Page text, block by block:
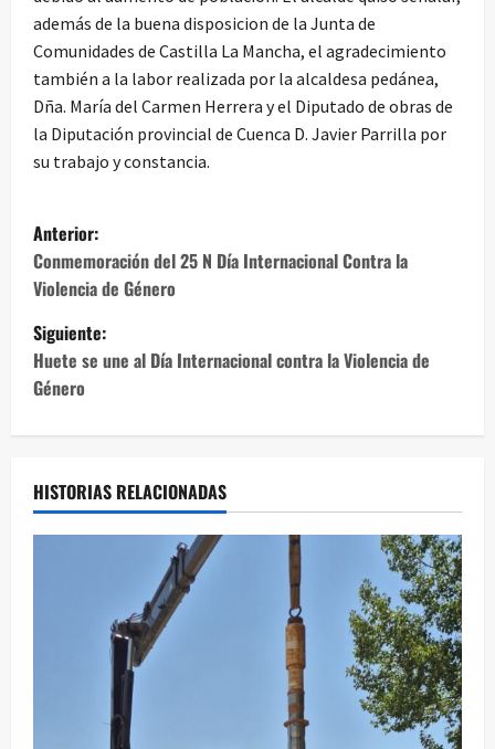
además de la buena disposicion de la Junta de
Comunidades de Castilla La Mancha, el agradecimiento
también a la labor realizada por la alcaldesa pedánea,
Dña. María del Carmen Herrera y el Diputado de obras de
la Diputación provincial de Cuenca D. Javier Parrilla por
su trabajo y constancia.
N
a
v
e
g
c
i
Anterior:
Conmemoración del 25 N Día Internacional Contra la
Violencia de Género
Siguiente:
Huete se une al Día Internacional contra la Violencia de
Género
HISTORIAS RELACIONADAS